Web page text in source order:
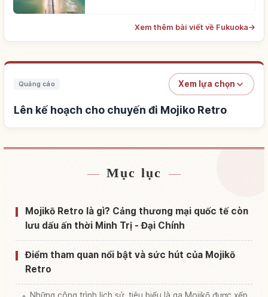
Xem thêm bài viết về Fukuoka→
Quảng cáo Xem lựa chọn
Lên kế hoạch cho chuyến đi Mojiko Retro
Tìm chỗ ở gần Mojiko Retro
Tìm trải nghiệm tại Mojiko Retro↗
Mục lục
Mojikō Retro là gì? Cảng thương mại quốc tế còn
lưu dấu ấn thời Minh Trị - Đại Chính
Điểm tham quan nổi bật và sức hút của Mojikō
Retro